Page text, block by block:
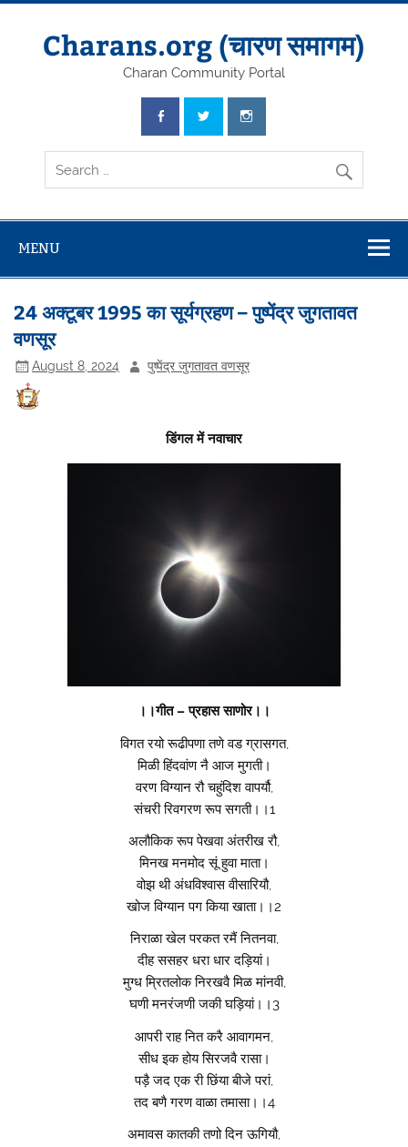
Skip
Charans.org (चारण समागम)
Charan Community Portal
MENU
24 अक्टूबर 1995 का सूर्यग्रहण – पुष्पेंद्र जुगतावत
वणसूर
August 8, 2024 पुष्पेंद्र जुगतावत वणसूर
डिंगल में नवाचार
।।गीत – प्रहास साणोर।।
विगत रयो रूढीपणा तणे वड ग्रासगत,
मिळी हिंदवांण नै आज मुगती।
वरण विग्यान रौ चहुंदिश वापर्यौ,
संचरी रिवगरण रूप सगती।।1
अलौकिक रूप पेखवा अंतरीख रौ,
मिनख मनमोद सूं हुवा माता।
वोझ थी अंधविश्वास वीसारियौ,
खोज विग्यान पग किया खाता।।2
निराळा खेल परकत रमैं नितनवा,
दीह ससहर धरा धार दड़ियां।
मुग्ध म्रितलोक निरखवै मिळ मांनवी,
घणी मनरंजणी जकी घड़ियां।।3
आपरी राह नित करै आवागमन,
सीध इक होय सिरजवै रासा।
पड़ै जद एक री छिंया बीजे परां,
तद बणै गरण वाळा तमासा।।4
अमावस कातकी तणो दिन ऊगियौ,